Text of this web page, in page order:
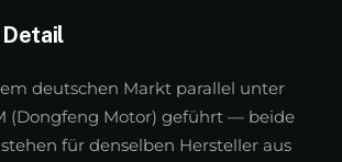
Detail
deutschen Markt parallel unter
(Dongfeng Motor) geführt — beide
für denselben Hersteller aus